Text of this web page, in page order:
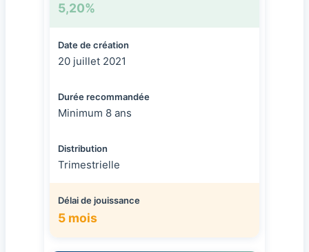
5,20%
Date de création
20 juillet 2021
Durée recommandée
Minimum 8 ans
Distribution
Trimestrielle
Délai de jouissance
5 mois